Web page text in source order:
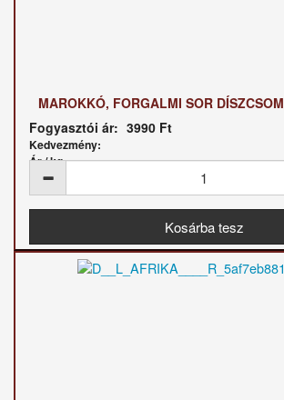
MAROKKÓ, FORGALMI SOR
Fogyasztói ár: 3990 Ft
Kedvezmény:
Ár / kg: